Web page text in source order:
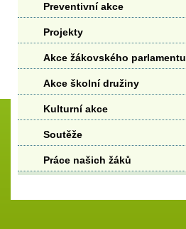
Preventivní akce
Projekty
Akce žákovského parlamentu
Akce školní družiny
Kulturní akce
Soutěže
Práce našich žáků